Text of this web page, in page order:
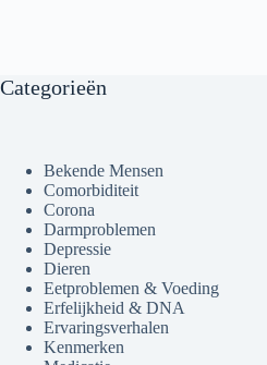
Categorieën
Bekende Mensen
Comorbiditeit
Corona
Darmproblemen
Depressie
Dieren
Eetproblemen & Voeding
Erfelijkheid & DNA
Ervaringsverhalen
Kenmerken